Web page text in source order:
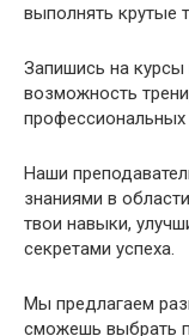
выполнять крутые
Запишись на курсы
возможность
профессиональных
Наши
знаниями в
твои навыки,
секретами успеха.
Мы предлагаем
сможешь выбрать